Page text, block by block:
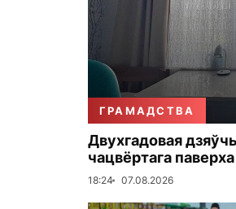
ГРАМАДСТВА
Двухгадовая
чацвёртага
18:24 07.08.2026